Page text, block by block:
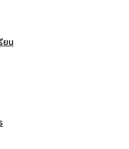
ยน